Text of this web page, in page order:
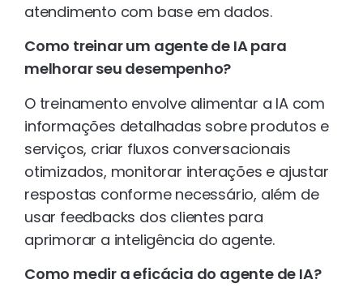
atendimento com base em dados.
Como treinar um agente de IA para
melhorar seu desempenho?
O treinamento envolve alimentar a IA com
informações detalhadas sobre produtos e
serviços, criar fluxos conversacionais
otimizados, monitorar interações e ajustar
respostas conforme necessário, além de
usar feedbacks dos clientes para
aprimorar a inteligência do agente.
Como medir a eficácia do agente de IA?